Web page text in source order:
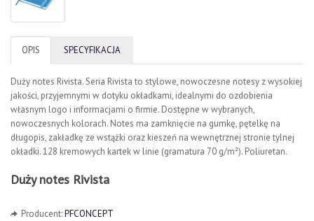
OPIS SPECYFIKACJA
Duży notes Rivista. Seria Rivista to stylowe, nowoczesne notesy z wysokiej
jakości, przyjemnymi w dotyku okładkami, idealnymi do ozdobienia
własnym logo i informacjami o firmie. Dostępne w wybranych,
nowoczesnych kolorach. Notes ma zamknięcie na gumkę, pętelkę na
długopis, zakładkę ze wstążki oraz kieszeń na wewnętrznej stronie tylnej
okładki. 128 kremowych kartek w linie (gramatura 70 g/m²). Poliuretan.
Duży notes Rivista
Producent:PFCONCEPT